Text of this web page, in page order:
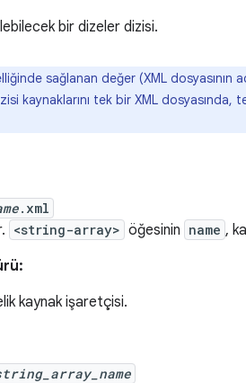
bir dizeler dizisi.
sağlanan değer (XML dosyasının
kaynaklarını tek bir XML dosyasında,
.xml
<string-array> öğesinin name ,
kaynak işaretçisi.